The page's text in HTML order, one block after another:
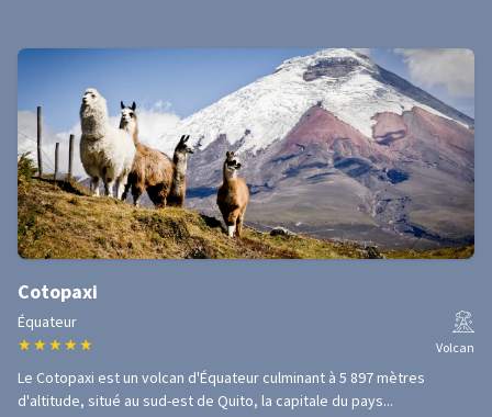
Cotopaxi
Équateur
★ ★ ★ ★ ★ Volcan
Le Cotopaxi est un volcan d'Équateur culminant à 5 897 mètres
d'altitude, situé au sud-est de Quito, la capitale du pays...